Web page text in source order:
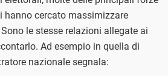
hanno cercato massimizzare
le stesse relazioni allegate ai
Ad esempio in quella di
nazionale segnala: